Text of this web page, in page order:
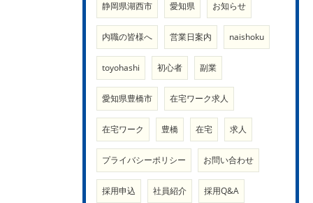
静岡県湖西市 愛知県 お知らせ
内職の皆様へ 営業日案内 naishoku
toyohashi 初心者 副業
愛知県豊橋市 在宅ワーク求人
在宅ワーク 豊橋 在宅 求人
プライバシーポリシー お問い合わせ
採用申込 社員紹介 採用Q&A